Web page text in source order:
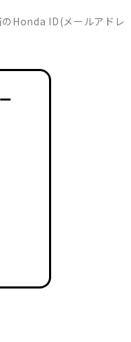
Honda ID(メールアドレ